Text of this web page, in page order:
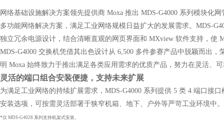
网络基础设施解决方案领先提供商 Moxa 推出 MDS-G4000 系列模块化
多功能网络解决方案，满足工业网络规模日益扩大的发展需求。MDS-
独立冗余电源设计，结合清晰直观的网页界面和 MXview 软件支持，使
MDS-G4000 交换机凭借其出色设计从 6,500 多件参赛产品中脱颖而出
明 Moxa 始终致力于推出满足各类应用需求的优质产品，努力在灵活、
灵活的端口组合安装便捷，支持未来扩展
为满足工业网络的持续扩展需求，MDS-G4000 系列提供 5 类 4 端口接
安装选项，可按需灵活部署于狭窄机箱、地下、户外等严苛工业环境中。
*仅 MDS-G4028 系列支持机架式安装。